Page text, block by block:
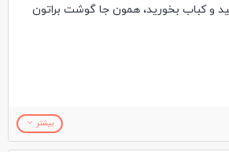
و کباب بخورید، همون جا گوشت براتون
میکنه و قیمتش خیلی ارزونه
بیشتر